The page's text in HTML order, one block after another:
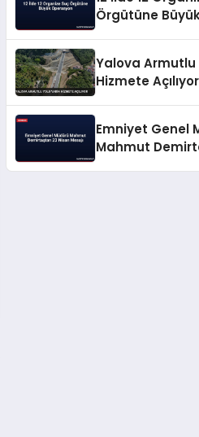
Örgütüne
Yalova Armutlu
Hizmete Açılıyor
Emniyet Genel
Mahmut